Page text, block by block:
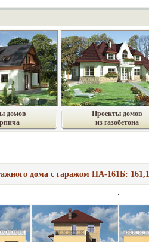
домов
Проекты домов
из газобетона
дома с гаражом ПА-161Б: